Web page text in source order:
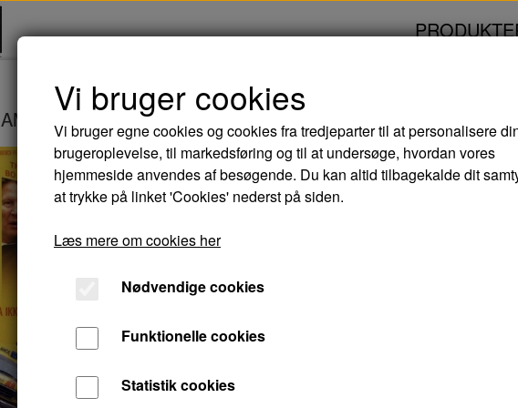
AMBULANCEN - DVD
AMBULANCEN -
44,00 kr.
Da et bankrøveri, der skal sikre deres mor
de to brødre Tim og Frank over hals og
de, at der i ambulancen befinder sig en
Vi bruger cookies
Vi bruger egne cookies og cookies fra tredjeparter til at personalisere
brugeroplevelse, til markedsføring og til at undersøge, hvordan vores
hjemmeside anvendes af besøgende. Du kan altid tilbagekalde dit
at trykke på linket 'Cookies' nederst på siden.
Læs mere om cookies her
Nødvendige cookies
Funktionelle cookies
Statistik cookies